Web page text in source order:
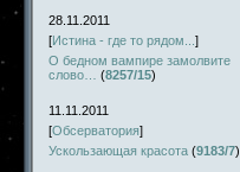
28.11.2011
[Истина - где то рядом... ]
О бедном вампире замолвите
слово…
(8257/15)
11.11.2011
[Обсерватория]
Ускользающая красота (9183/7)